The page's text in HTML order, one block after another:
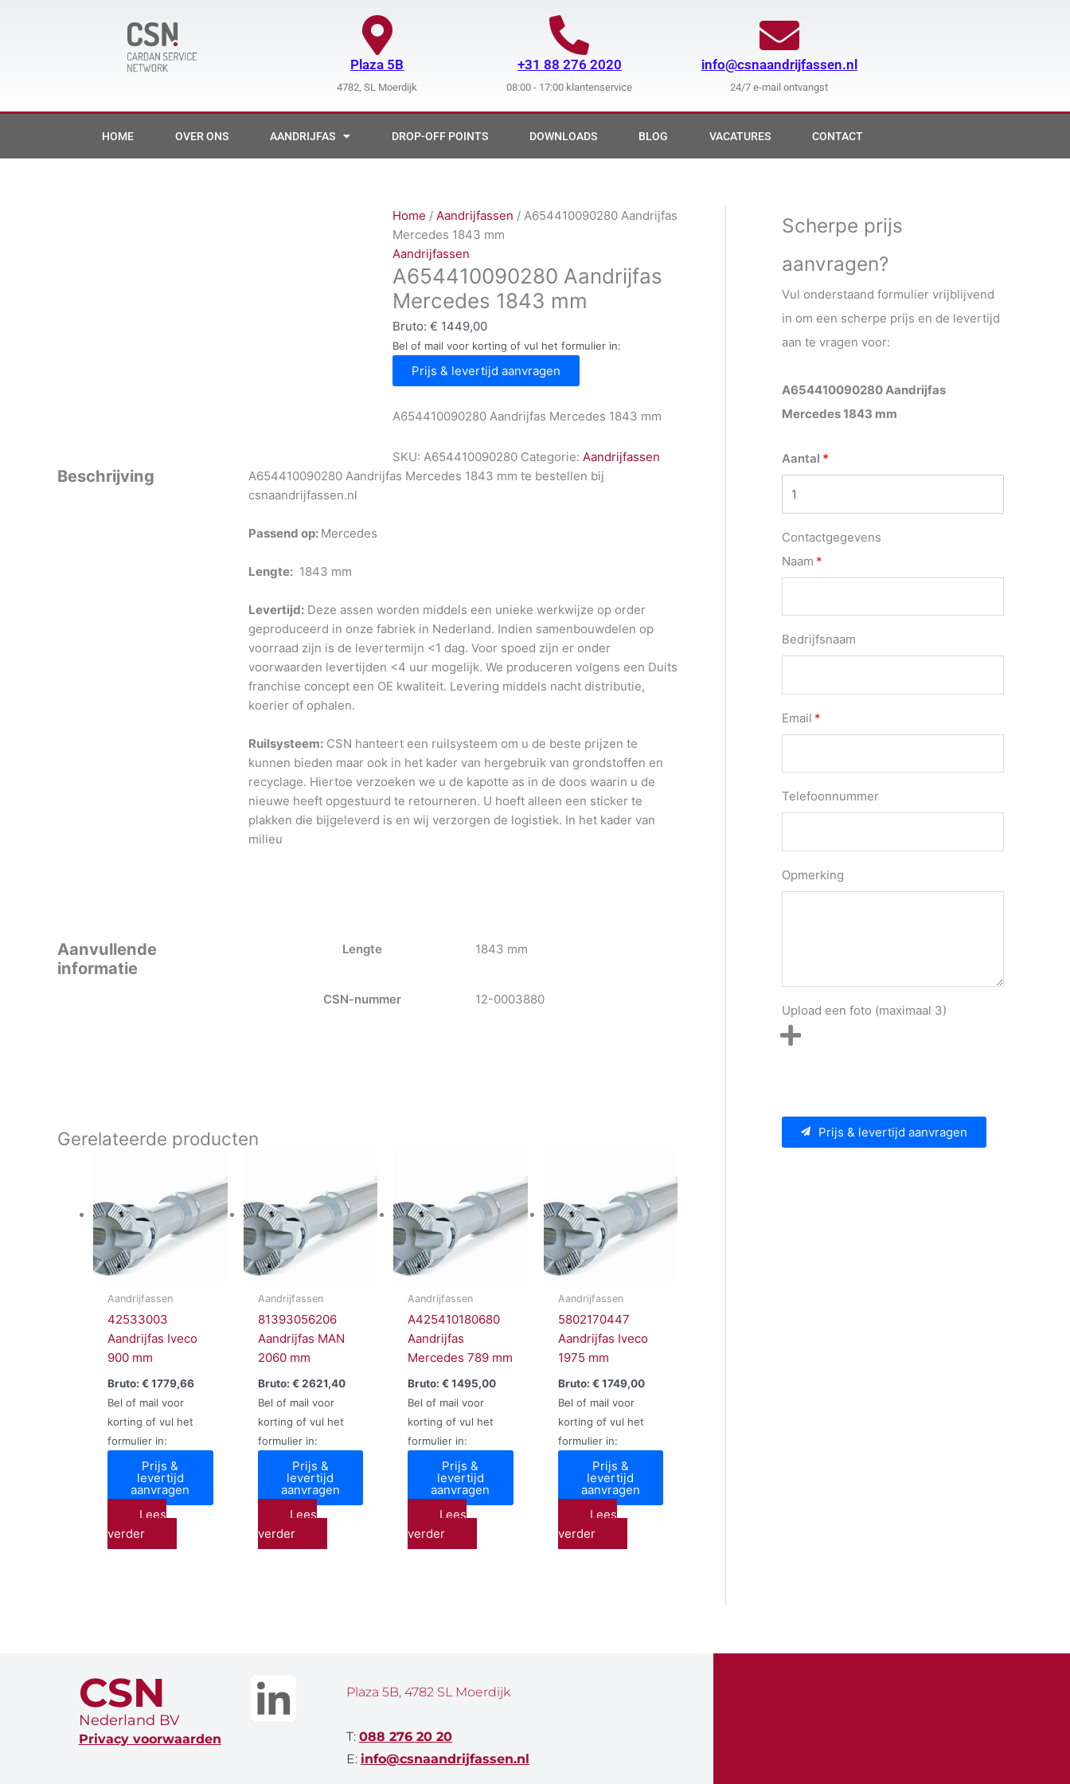
Plaza 5B
4782, SL Moerdijk
+31 88 276 2020
08:00 - 17:00 klantenservice
info@csnaandrijfassen.nl
24/7 e-mail ontvangst
HOME OVER ONS AANDRIJFAS DROP-OFF POINTS DOWNLOADS BLOG VACATURES CONTACT
Home / Aandrijfassen / A654410090280 Aandrijfas
Mercedes 1843 mm
Aandrijfassen
A654410090280 Aandrijfas
Mercedes 1843 mm
Bruto: € 1449,00
Bel of mail voor korting of vul het formulier in:
Prijs & levertijd aanvragen
A654410090280 Aandrijfas Mercedes 1843 mm
SKU: A654410090280 Categorie: Aandrijfassen
Beschrijving
A654410090280 Aandrijfas Mercedes 1843 mm te bestellen bij
csnaandrijfassen.nl
Passend op: Mercedes
Lengte: 1843 mm
Levertijd: Deze assen worden middels een unieke werkwijze op order
geproduceerd in onze fabriek in Nederland. Indien samenbouwdelen op
voorraad zijn is de levertermijn <1 dag. Voor spoed zijn er onder
voorwaarden levertijden <4 uur mogelijk. We produceren volgens een Duits
franchise concept een OE kwaliteit. Levering middels nacht distributie,
koerier of ophalen.
Ruilsysteem: CSN hanteert een ruilsysteem om u de beste prijzen te
kunnen bieden maar ook in het kader van hergebruik van grondstoffen en
recyclage. Hiertoe verzoeken we u de kapotte as in de doos waarin u de
nieuwe heeft opgestuurd te retourneren. U hoeft alleen een sticker te
plakken die bijgeleverd is en wij verzorgen de logistiek. In het kader van
milieu
Aanvullende
informatie
Lengte 1843 mm
CSN-nummer 12-0003880
Gerelateerde producten
Aandrijfassen
42533003
Aandrijfas Iveco
900 mm
Bruto: €1779,66
Bel of mail voor
korting of vul het
formulier in:
Prijs &
levertijd
aanvragen
Lees
verder
Aandrijfassen
81393056206
Aandrijfas MAN
2060 mm
Bruto: €2621,40
Bel of mail voor
korting of vul het
formulier in:
Prijs &
levertijd
aanvragen
Lees
verder
Aandrijfassen
A425410180680
Aandrijfas
Mercedes 789 mm
Bruto: €1495,00
Bel of mail voor
korting of vul het
formulier in:
Prijs &
levertijd
aanvragen
Lees
verder
Aandrijfassen
5802170447
Aandrijfas Iveco
1975 mm
Bruto: €1749,00
Bel of mail voor
korting of vul het
formulier in:
Prijs &
levertijd
aanvragen
Lees
verder
Scherpe prijs
aanvragen?
Vul onderstaand formulier vrijblijvend
in om een scherpe prijs en de levertijd
aan te vragen voor:
A654410090280 Aandrijfas
Mercedes 1843 mm
Aantal
Contactgegevens
Naam
Bedrijfsnaam
Email
Telefoonnummer
Opmerking
Upload een foto (maximaal 3)
Prijs & levertijd aanvragen
CSN
Nederland BV
Privacy voorwaarden
Plaza 5B, 4782 SL Moerdijk
T: 088 276 20 20
E: info@csnaandrijfassen.nl